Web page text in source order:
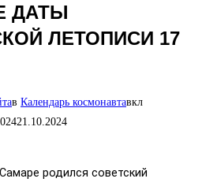
ДАТЫ
ЛЕТОПИСИ 17
в Календарь космонавтавкл
21.10.2024
родился советский